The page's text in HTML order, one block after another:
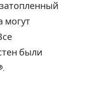
могут
были